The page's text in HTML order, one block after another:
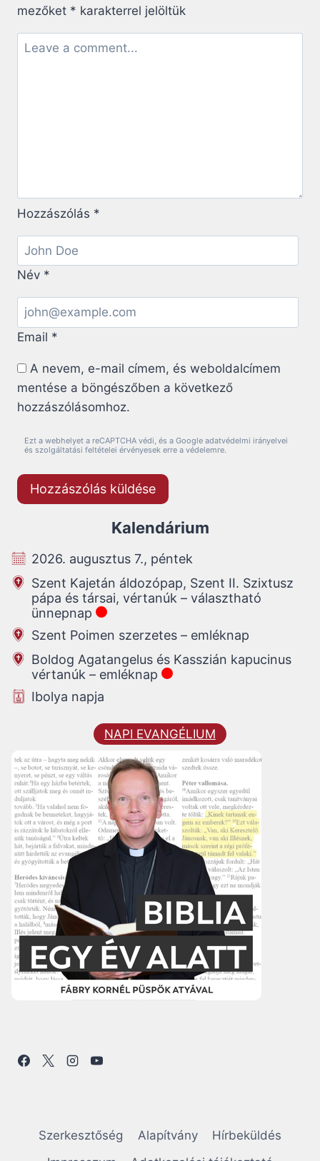
mezőket * karakterrel jelöltük
Hozzászólás *
Név *
Email *
A nevem, e-mail címem, és weboldalcímem
mentése a böngészőben a következő
hozzászólásomhoz.
Ezt a webhelyet a reCAPTCHA védi, és a Google adatvédelmi irányelvei
és szolgáltatási feltételei érvényesek erre a védelemre.
Kalendárium
2026. augusztus 7., péntek
Szent Kajetán áldozópap, Szent II. Szixtusz
pápa és társai, vértanúk – választható
ünnepnap
Szent Poimen szerzetes – emléknap
Boldog Agatangelus és Kasszián kapucinus
vértanúk – emléknap
Ibolya napja
NAPI EVANGÉLIUM
Szerkesztőség Alapítvány
Hírbeküldés